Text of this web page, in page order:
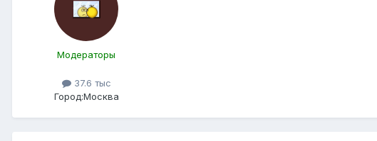
Модераторы
37.6 тыс
Город:Москва